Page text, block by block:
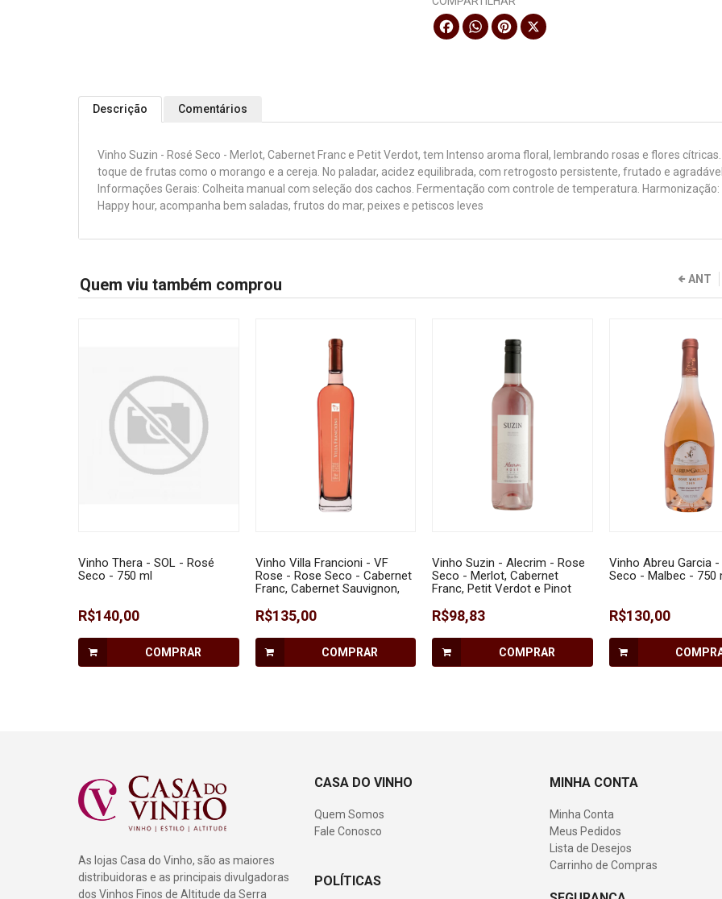
FacebookWhatsApp
Pinterest
X
Descrição Comentários
Vinho Suzin - Rosé Seco - Merlot, Cabernet Franc e Petit Verdot, tem Intenso aroma floral, lembrando rosas e flores
toque de frutas como o morango e a cereja. No paladar, acidez equilibrada, com retrogosto persistente, frutado e
Informações Gerais: Colheita manual com seleção dos cachos. Fermentação com controle de temperatura. Harmonização:
Happy hour, acompanha bem saladas, frutos do mar, peixes e petiscos leves
Quem viu também comprou
Vinho Thera - SOL - Rosé
Seco - 750 ml
R$140,00
COMPRAR
Vinho Villa Francioni - VF
Rose - Rose Seco - Cabernet
Franc, Cabernet Sauvignon,
Syrah, Petit Verdot e Pinot
Noir - 750 ml
R$135,00
COMPRAR
Vinho Suzin - Alecrim - Rose
Seco - Merlot, Cabernet
Franc, Petit Verdot e Pinot
R$98,83
COMPRAR
Vinho Abreu Garcia -
Seco - Malbec - 750
R$130,00
ANT
As lojas Casa do Vinho, são as maiores
distribuidoras e as principais divulgadoras
dos Vinhos Finos de Altitude da Serra
CASA DO VINHO
Quem Somos
Fale Conosco
POLÍTICAS
MINHA CONTA
Minha Conta
Meus Pedidos
Lista de Desejos
Carrinho de Compras